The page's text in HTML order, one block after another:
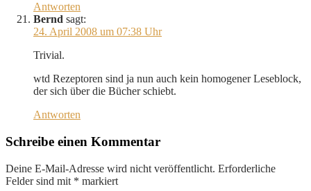
Antworten
Bernd sagt:
24. April 2008 um 07:38 Uhr
Trivial.
wtd Rezeptoren sind ja nun auch kein homogener Leseblock,
der sich über die Bücher schiebt.
Antworten
Schreibe einen Kommentar
Deine E-Mail-Adresse wird nicht veröffentlicht. Erforderliche
Felder sind mit * markiert